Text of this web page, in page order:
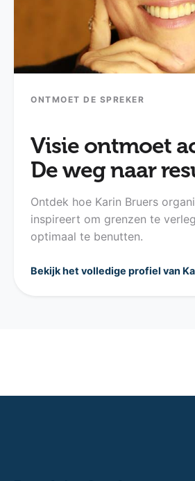
ONTMOET DE SPREKER
Visie ontmoet
De weg naar
Ontdek hoe Karin Bruers
inspireert om grenzen te
optimaal te benutten.
Bekijk het volledige profiel van